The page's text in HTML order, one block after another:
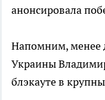
анонсировала
Напомним, менее
Украины
блэкауте в